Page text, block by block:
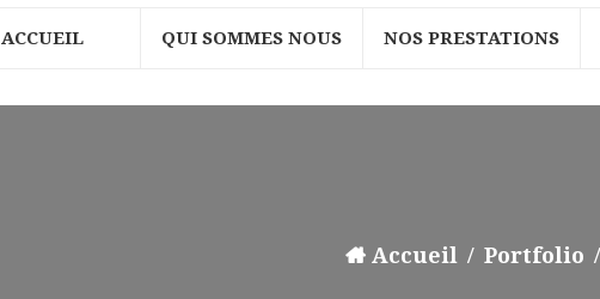
ACCUEIL QUI SOMMES NOUS NOS PRESTATIONS
Accueil Portfolio